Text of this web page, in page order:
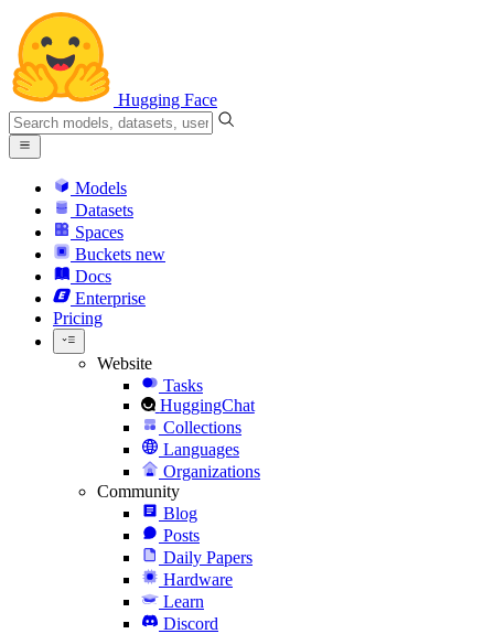
Hugging Face
Models
Datasets
Spaces
Buckets new
Docs
Enterprise
Pricing
Website
Tasks
HuggingChat
Collections
Languages
Organizations
Community
Blog
Posts
Daily Papers
Hardware
Learn
Discord